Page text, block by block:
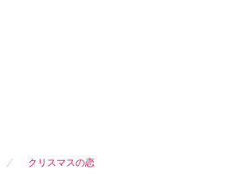
クリスマスの恋